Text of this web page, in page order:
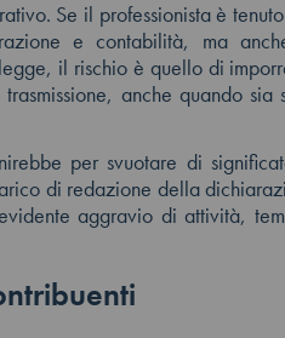
Se il professionista è
e contabilità, ma
il rischio è quello di
anche quando sia
per svuotare di
di redazione della
aggravio di attività,